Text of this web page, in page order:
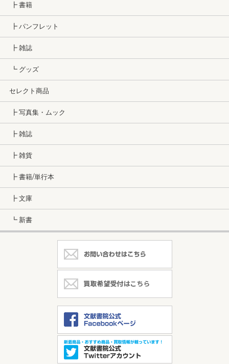
┣ 書籍
┣ パンフレット
┣ 雑誌
┗ グッズ
セレクト商品
┣ 写真集・ムック
┣ 雑誌
┣ 雑貨
┣ 書籍/単行本
┣ 文庫
┗ 新書